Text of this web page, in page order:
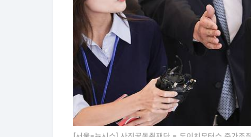
[서울=뉴시스] 사진공동취재단 = 도이치모터스 주가조